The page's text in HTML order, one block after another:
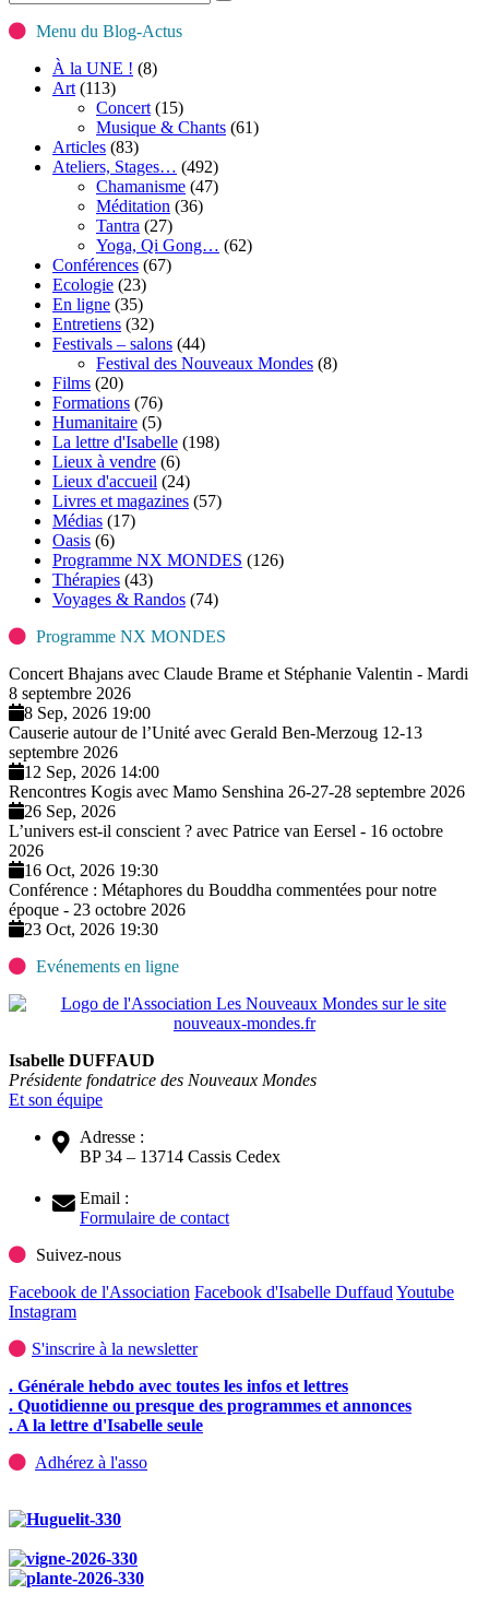
Menu du Blog-Actus
À la UNE ! (8)
Art (113)
Concert (15)
Musique & Chants (61)
Articles (83)
Ateliers, Stages… (492)
Chamanisme (47)
Méditation (36)
Tantra (27)
Yoga, Qi Gong… (62)
Conférences (67)
Ecologie (23)
En ligne (35)
Entretiens (32)
Festivals – salons (44)
Festival des Nouveaux Mondes (8)
Films (20)
Formations (76)
Humanitaire (5)
La lettre d'Isabelle (198)
Lieux à vendre (6)
Lieux d'accueil (24)
Livres et magazines (57)
Médias (17)
Oasis (6)
Programme NX MONDES (126)
Thérapies (43)
Voyages & Randos (74)
Programme NX MONDES
Concert Bhajans avec Claude Brame et Stéphanie Valentin - Mardi
8 septembre 2026
8 Sep, 2026 19:00
Causerie autour de l’Unité avec Gerald Ben-Merzoug 12-13
septembre 2026
12 Sep, 2026 14:00
Rencontres Kogis avec Mamo Senshina 26-27-28 septembre 2026
26 Sep, 2026
L’univers est-il conscient ? avec Patrice van Eersel - 16 octobre
2026
16 Oct, 2026 19:30
Conférence : Métaphores du Bouddha commentées pour notre
époque - 23 octobre 2026
23 Oct, 2026 19:30
Evénements en ligne
Isabelle DUFFAUD
Présidente fondatrice des Nouveaux Mondes
Et son équipe
Adresse :
BP 34 – 13714 Cassis Cedex
Email :
Formulaire de contact
Suivez-nous
Facebook de l'Association Facebook d'Isabelle Duffaud Youtube
Instagram
S'inscrire à la newsletter
. Générale hebdo avec toutes les infos et lettres
. Quotidienne ou presque des programmes et annonces
. A la lettre d'Isabelle seule
Adhérez à l'asso